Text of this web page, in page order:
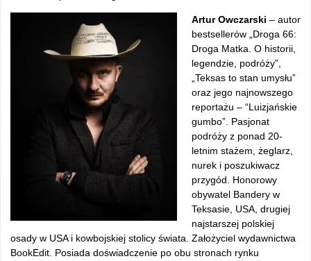
Artur Owczarski – autor
bestsellerów „Droga 66:
Droga Matka. O historii,
legendzie, podróży”,
„Teksas to stan umysłu”
oraz jego najnowszego
reportażu – “Luizjańskie
gumbo”. Pasjonat
podróży z ponad 20-
letnim stażem, żeglarz,
nurek i poszukiwacz
przygód. Honorowy
obywatel Bandery w
Teksasie, USA, drugiej
najstarszej polskiej
osady w USA i kowbojskiej stolicy świata. Założyciel wydawnictwa
BookEdit. Posiada doświadczenie po obu stronach rynku